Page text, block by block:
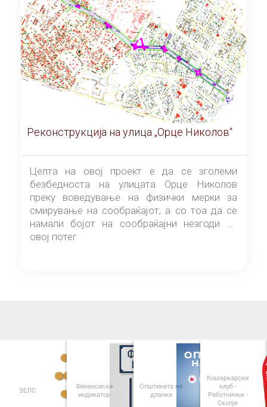
Реконструкција на улица „Орце Николов“
Целта на овој проект е да се зголеми
безбедноста на улицата Орце Николов
преку воведување на физички мерки за
смирување на сообраќајот, а со тоа да се
намали бојот на сообраќајни незгоди на
овој потег
ЗЕЛС
Финансиски
индикатор
Општината на
дланка
Кошаркарски
клуб -
Работнички -
Скопје